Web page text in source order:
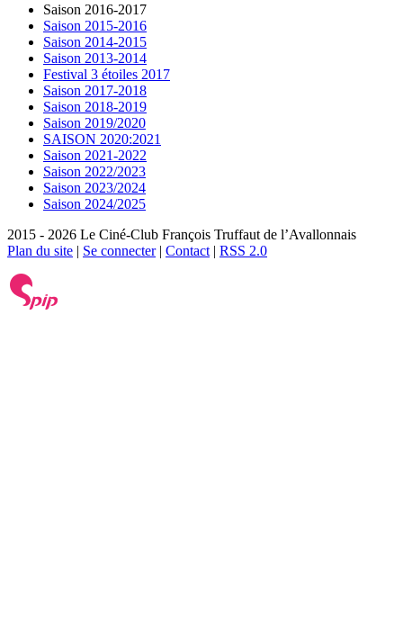
Saison 2016-2017
Saison 2015-2016
Saison 2014-2015
Saison 2013-2014
Festival 3 étoiles 2017
Saison 2017-2018
Saison 2018-2019
Saison 2019/2020
SAISON 2020:2021
Saison 2021-2022
Saison 2022/2023
Saison 2023/2024
Saison 2024/2025
2015 - 2026 Le Ciné-Club François Truffaut de l’Avallonnais
Plan du site | Se connecter| Contact | RSS 2.0